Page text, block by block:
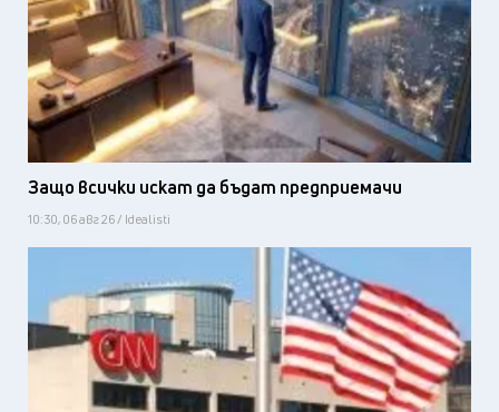
Защо всички искат да бъдат предприемачи
10:30, 06 авг 26 / Idealisti